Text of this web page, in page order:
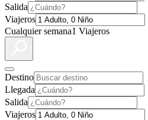
Salida
Viajeros
Cualquier semana1 Viajeros
Destino
Llegada
Salida
Viajeros